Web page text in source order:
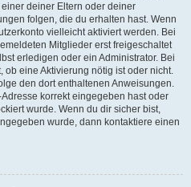
deiner Eltern oder deiner
folgen, die du erhalten hast. Wenn
vielleicht aktiviert werden. Bei
Mitglieder erst freigeschaltet
erledigen oder ein Administrator. Bei
eine Aktivierung nötig ist oder nicht.
den dort enthaltenen Anweisungen.
korrekt eingegeben hast oder
wurde. Wenn du dir sicher bist,
wurde, dann kontaktiere einen